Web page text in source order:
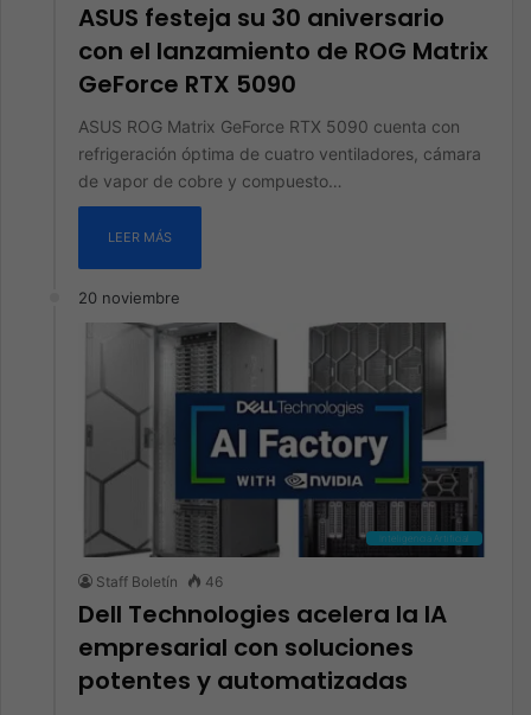
ASUS festeja su 30 aniversario
con el lanzamiento de ROG Matrix
GeForce RTX 5090
ASUS ROG Matrix GeForce RTX 5090 cuenta con
refrigeración óptima de cuatro ventiladores, cámara
de vapor de cobre y compuesto…
LEER MÁS
20 noviembre
Inteligencia Artificial
Staff Boletín 46
Dell Technologies acelera la IA
empresarial con soluciones
potentes y automatizadas